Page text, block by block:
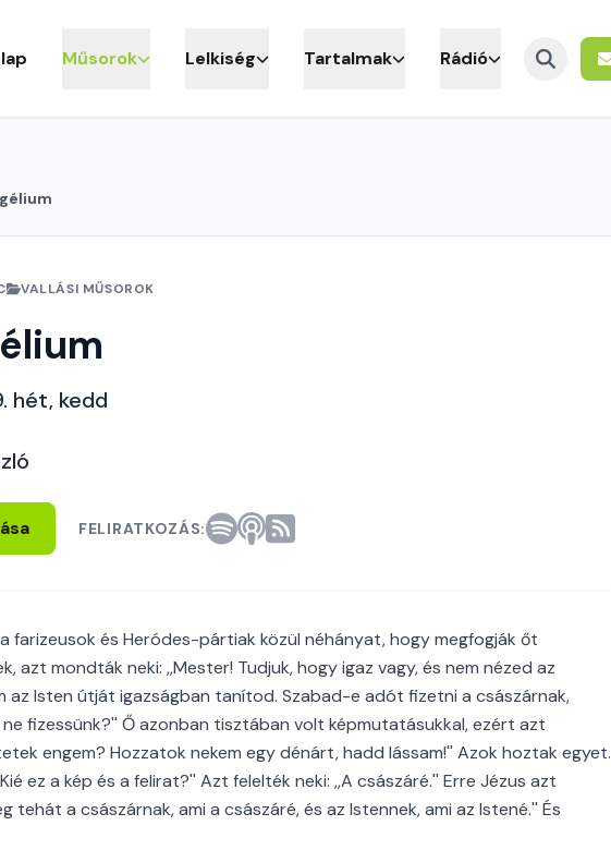
Műsorok Lelkiség Tartalmak Rádió
VALLÁSI MŰSOROK
hét, kedd
FELIRATKOZÁS:
farizeusok és Heródes-pártiak közül néhányat, hogy megfogják őt
azt mondták neki: ,,Mester! Tudjuk, hogy igaz vagy, és nem nézed az
az Isten útját igazságban tanítod. Szabad-e adót fizetni a császárnak,
ne fizessünk?'' Ő azonban tisztában volt képmutatásukkal, ezért azt
engem? Hozzatok nekem egy dénárt, hadd lássam!'' Azok hoztak egyet.
ez a kép és a felirat?'' Azt felelték neki: ,,A császáré.'' Erre Jézus azt
tehát a császárnak, ami a császáré, és az Istennek, ami az Istené.'' És